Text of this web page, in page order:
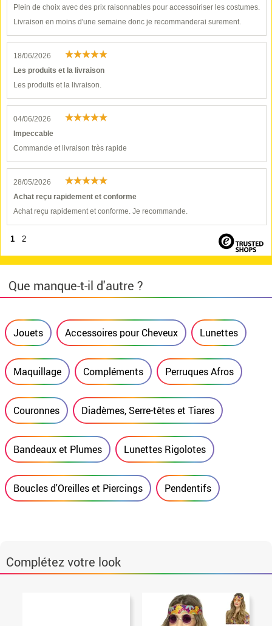
Plein de choix avec des prix raisonnables pour accessoiriser les costumes.
Livraison en moins d'une semaine donc je recommanderai surement.
18/06/2026
Les produits et la livraison
Les produits et la livraison.
04/06/2026
Impeccable
Commande et livraison très rapide
28/05/2026
Achat reçu rapidement et conforme
Achat reçu rapidement et conforme. Je recommande.
1 2
Que manque-t-il d'autre ?
Jouets Accessoires pour Cheveux Lunettes
Maquillage Compléments Perruques Afros
Couronnes Diadèmes, Serre-têtes et Tiares
Bandeaux et Plumes Lunettes Rigolotes
Boucles d'Oreilles et Piercings Pendentifs
Complétez votre look